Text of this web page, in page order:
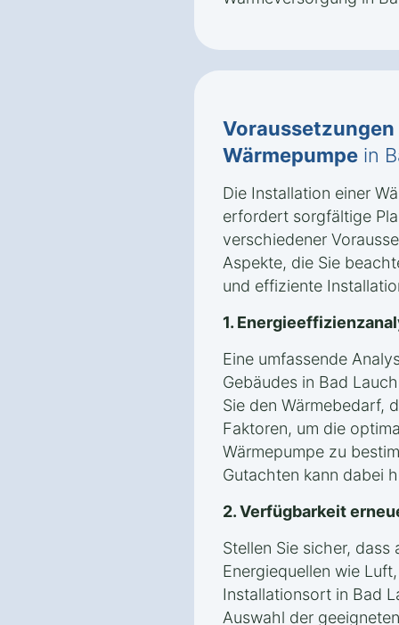
Voraussetzungen
Wärmepumpe in
Die Installation einer
erfordert sorgfältige
verschiedener
Aspekte, die Sie
und effiziente
1.
Eine umfassende
Gebäudes in Bad
Sie den Wärmebedarf,
Faktoren, um die
Wärmepumpe zu
Gutachten kann dabei
2. Verfügbarkeit
Stellen Sie sicher, dass
Energiequellen wie
Installationsort in Bad
Auswahl der